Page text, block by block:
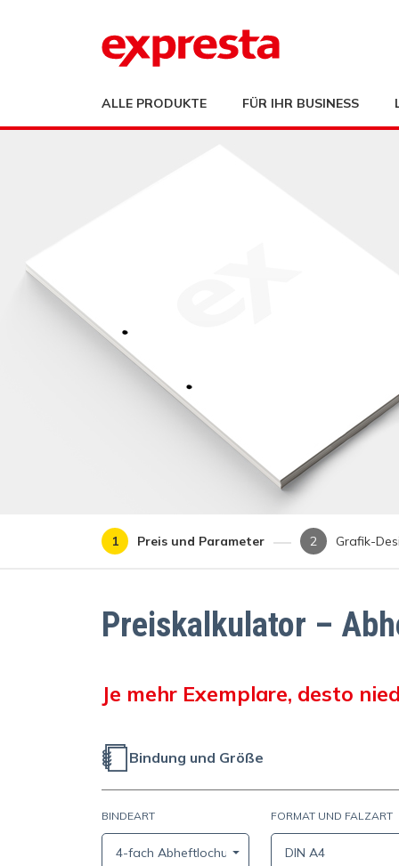
ALLE PRODUKTE FÜR IHR BUSINESS
Preis und Parameter Grafik-
Preiskalkulator –
Je mehr Exemplare, desto
Bindung und Größe
BINDEART
4-fach Abheftlochung am linken Rand
FORMAT UND FALZART
DIN A4